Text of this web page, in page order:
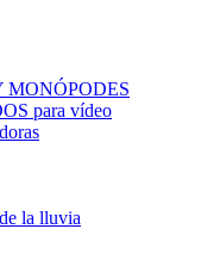
MONÓPODES
para vídeo
la lluvia